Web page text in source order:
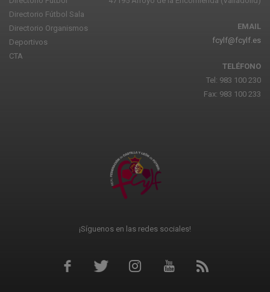
Directorio Fútbol Sala
Directorio Organismos
Deportivos
CTA
EMAIL
fcylf@fcylf.es
TELÉFONO
Tel: 983 100 230
Fax: 983 100 233
¡Síguenos en las redes sociales!